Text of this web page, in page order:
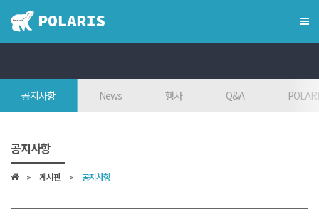
인재상
공지사항 News 행사 Q&A
공지사항
게시판 공지사항